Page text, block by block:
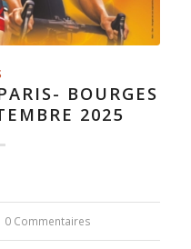
BOURGES
2025
0 Commentaires